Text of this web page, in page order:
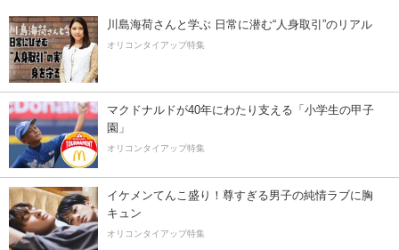
川島海荷さんと学ぶ 日常に潜む“人身取引”のリアル
オリコンタイアップ特集
マクドナルドが40年にわたり支える「小学生の甲子
園」
オリコンタイアップ特集
イケメンてんこ盛り！尊すぎる男子の純情ラブに胸
キュン
オリコンタイアップ特集